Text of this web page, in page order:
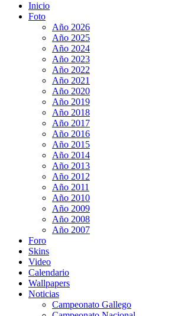
Inicio
Foto
Año 2026
Año 2025
Año 2024
Año 2023
Año 2022
Año 2021
Año 2020
Año 2019
Año 2018
Año 2017
Año 2016
Año 2015
Año 2014
Año 2013
Año 2012
Año 2011
Año 2010
Año 2009
Año 2008
Año 2007
Foro
Skins
Video
Calendario
Wallpapers
Noticias
Campeonato Gallego